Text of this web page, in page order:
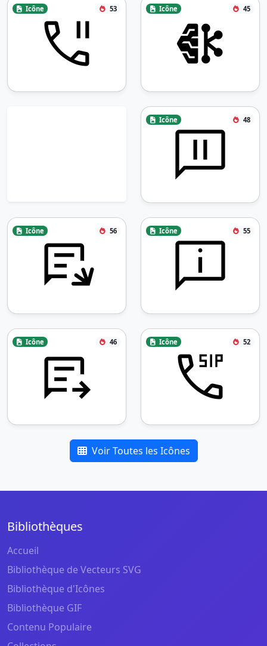
Icône 53 Icône 45
Icône 48
Icône 56 Icône 55
Icône 46 Icône 52
Voir Toutes les Icônes
Bibliothèques
Accueil
Bibliothèque de Vecteurs SVG
Bibliothèque d'Icônes
Bibliothèque GIF
Contenu Populaire